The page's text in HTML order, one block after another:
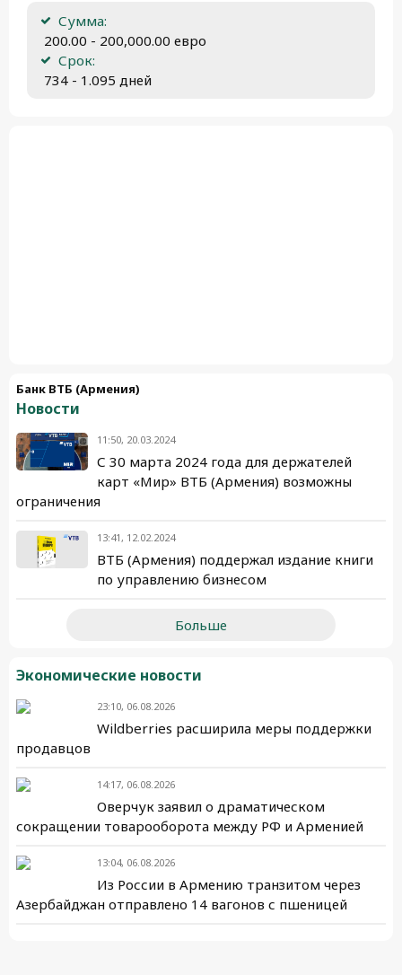
Сумма:
200.00 - 200,000.00 евро
Срок:
734 - 1.095 дней
Банк ВТБ (Армения)
Новости
11:50, 20.03.2024
С 30 марта 2024 года для держателей
карт «Мир» ВТБ (Армения) возможны
ограничения
13:41, 12.02.2024
ВТБ (Армения) поддержал издание книги
по управлению бизнесом
Больше
Экономические новости
23:10, 06.08.2026
Wildberries расширила меры поддержки
продавцов
14:17, 06.08.2026
Оверчук заявил о драматическом
сокращении товарооборота между РФ и Арменией
13:04, 06.08.2026
Из России в Армению транзитом через
Азербайджан отправлено 14 вагонов с пшеницей